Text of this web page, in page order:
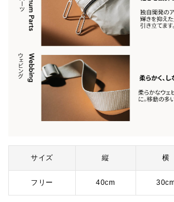
サイズ 縦 横
フリー 40cm